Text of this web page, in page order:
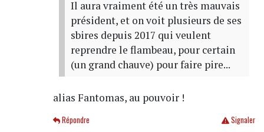
Il aura vraiment été un très mauvais
président, et on voit plusieurs de ses
sbires depuis 2017 qui veulent
reprendre le flambeau, pour certain
(un grand chauve) pour faire pire...
alias Fantomas, au pouvoir !
Signaler
Répondre